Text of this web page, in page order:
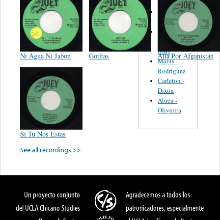
Ni Agua Ni Jabon Gotitas Alla Por Afganistan
Si Tu Nos Estas
See all recordings >>
Martinez,
Felipe
Performance
Music Co.
BMI
Matus -
Rodriguez
Carleton -
Dixon
Abreu -
Oliverira
Un proyecto conjunto
del UCLA Chicano Studies
Agradecemos a todos los
patronicadores, especialmente